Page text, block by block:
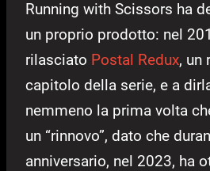
Running with Scissors ha
un proprio prodotto: nel
rilasciato Postal Redux, un
capitolo della serie, e a
nemmeno la prima volta
un “rinnovo”, dato che
anniversario, nel 2023, ha